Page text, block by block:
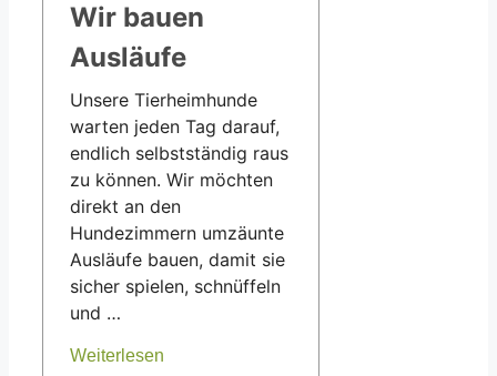
Wir bauen
Ausläufe
Unsere Tierheimhunde
warten jeden Tag darauf,
endlich selbstständig raus
zu können. Wir möchten
direkt an den
Hundezimmern umzäunte
Ausläufe bauen, damit sie
sicher spielen, schnüffeln
und …
Weiterlesen